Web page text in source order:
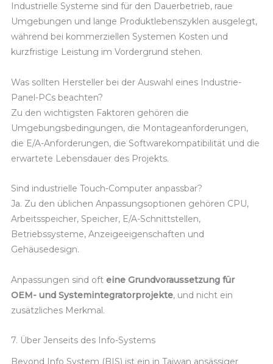
Industrielle Systeme sind für den Dauerbetrieb, raue
Umgebungen und lange Produktlebenszyklen ausgelegt,
während bei kommerziellen Systemen Kosten und
kurzfristige Leistung im Vordergrund stehen.
Was sollten Hersteller bei der Auswahl eines Industrie-
Panel-PCs beachten?
Zu den wichtigsten Faktoren gehören die
Umgebungsbedingungen, die Montageanforderungen,
die E/A-Anforderungen, die Softwarekompatibilität und die
erwartete Lebensdauer des Projekts.
Sind industrielle Touch-Computer anpassbar?
Ja. Zu den üblichen Anpassungsoptionen gehören CPU,
Arbeitsspeicher, Speicher, E/A-Schnittstellen,
Betriebssysteme, Anzeigeeigenschaften und
Gehäusedesign.
Anpassungen sind oft eine Grundvoraussetzung für
OEM- und Systemintegratorprojekte, und nicht ein
zusätzliches Merkmal.
7. Über Jenseits des Info-Systems
Beyond Info System (BIS) ist ein in Taiwan ansässiger